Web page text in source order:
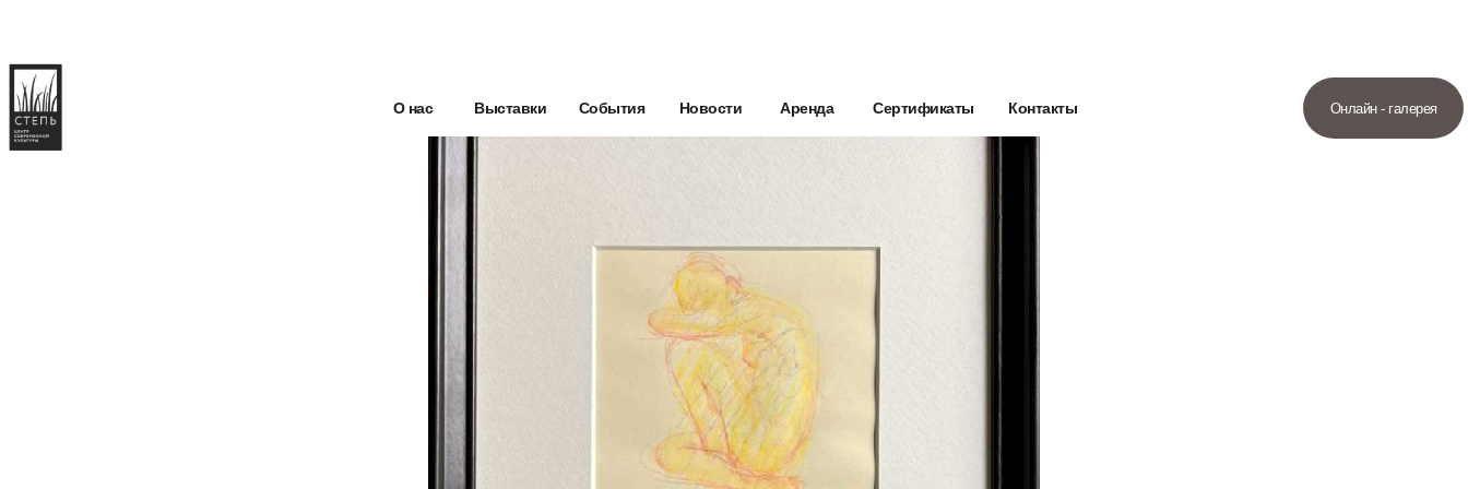
Контакты
Сертификаты
Аренда
Новости
События
Выставки
О нас Онлайн - галерея